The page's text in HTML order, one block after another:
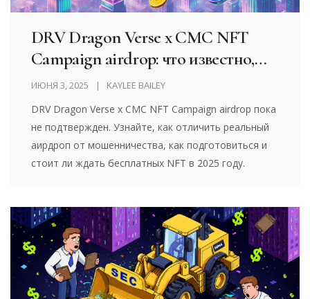
DRV Dragon Verse x CMC NFT
Campaign airdrop: что известно,
как участвовать и стоит ли ждать
ИЮНЯ 3, 2025 KAYLEE BAILEY
DRV Dragon Verse x CMC NFT Campaign airdrop пока
не подтвержден. Узнайте, как отличить реальный
аирдроп от мошенничества, как подготовиться и
стоит ли ждать бесплатных NFT в 2025 году.